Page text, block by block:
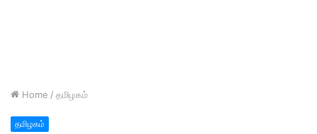
Home / தமிழகம்
தமிழகம்